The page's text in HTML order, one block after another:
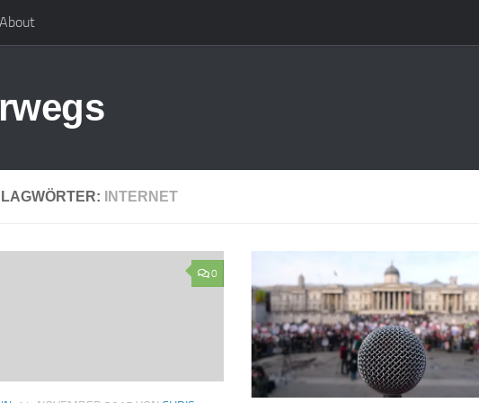
About
INTERNET
0